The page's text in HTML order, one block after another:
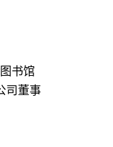
书馆
司董事